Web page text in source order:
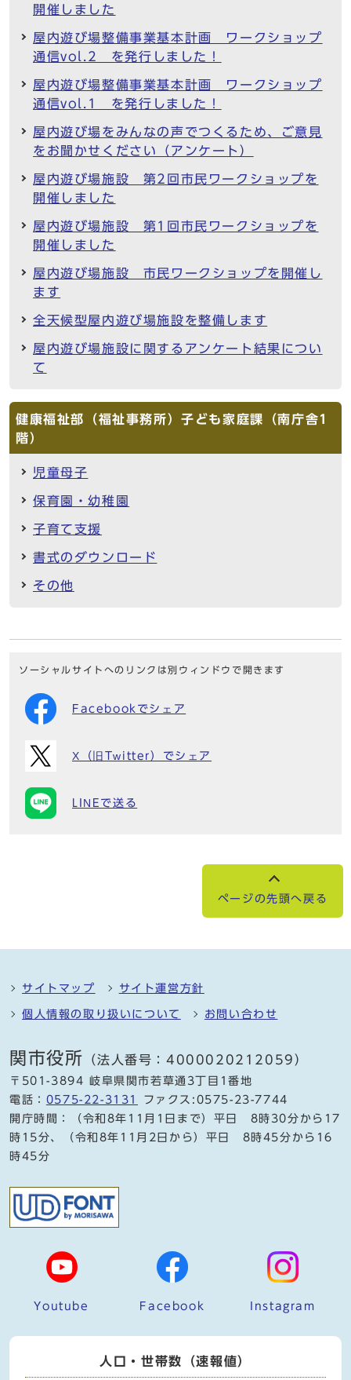
開催しました
屋内遊び場整備事業基本計画 ワークショップ
通信vol.2 を発行しました！
屋内遊び場整備事業基本計画 ワークショップ
通信vol.1 を発行しました！
屋内遊び場をみんなの声でつくるため、ご意見
をお聞かせください（アンケート）
屋内遊び場施設 第2回市民ワークショップを
開催しました
屋内遊び場施設 第1回市民ワークショップを
開催しました
屋内遊び場施設 市民ワークショップを開催し
ます
全天候型屋内遊び場施設を整備します
屋内遊び場施設に関するアンケート結果につい
て
健康福祉部（福祉事務所）子ども家庭課（南庁舎1
階）
児童母子
保育園・幼稚園
子育て支援
書式のダウンロード
その他
ソーシャルサイトへのリンクは別ウィンドウで開きます
Facebookでシェア
X（旧Twitter）でシェア
LINEで送る
ページの先頭へ戻る
サイトマップ サイト運営方針
個人情報の取り扱いについて お問い合わせ
関市役所 （法人番号：4000020212059）
〒501-3894 岐阜県関市若草通3丁目1番地
電話： 0575-22-3131
ファクス:0575-23-7744
開庁時間：（令和8年11月1日まで）平日 8時30分から17
時15分、（令和8年11月2日から）平日 8時45分から16
時45分
Youtube Facebook Instagram
人口・世帯数（速報値）